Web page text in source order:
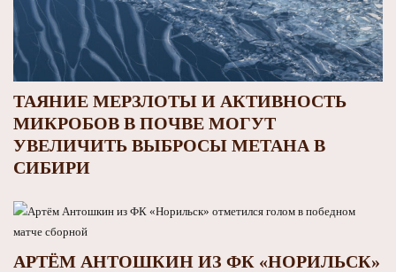
ТАЯНИЕ МЕРЗЛОТЫ И АКТИВНОСТЬ
МИКРОБОВ В ПОЧВЕ МОГУТ
УВЕЛИЧИТЬ ВЫБРОСЫ МЕТАНА В
СИБИРИ
АРТЁМ АНТОШКИН ИЗ ФК «НОРИЛЬСК»